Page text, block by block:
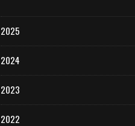
2025
2024
2023
2022